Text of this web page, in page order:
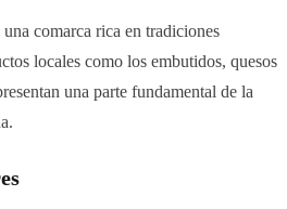
comarca rica en tradiciones
locales como los embutidos, quesos
una parte fundamental de la